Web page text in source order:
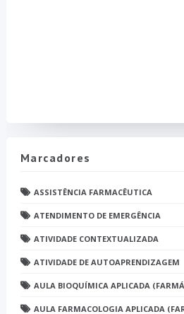
Marcadores
ASSISTÊNCIA FARMACÊUTICA
ATENDIMENTO DE EMERGÊNCIA
ATIVIDADE CONTEXTUALIZADA
ATIVIDADE DE AUTOAPRENDIZAGEM
AULA BIOQUÍMICA APLICADA
AULA FARMACOLOGIA APLICADA